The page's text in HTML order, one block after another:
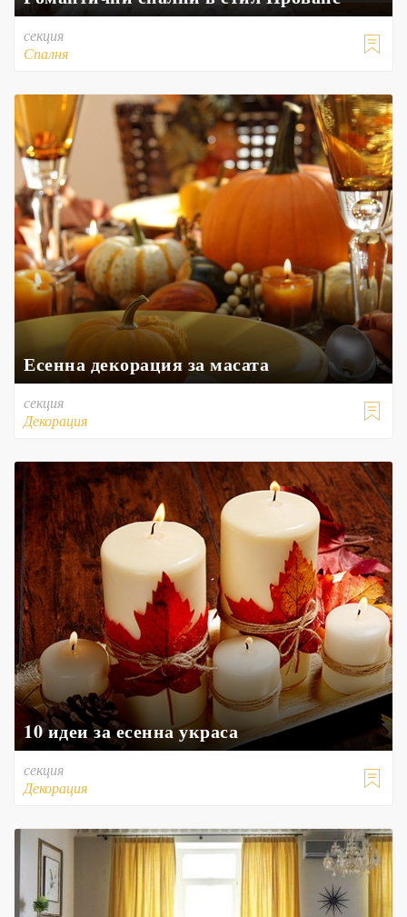

секция
Спалня
Есенна декорация за масата

секция
Декорация
10 идеи за есенна украса

секция
Декорация